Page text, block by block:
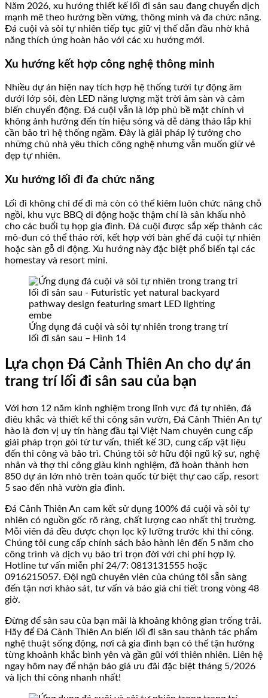
Năm 2026, xu hướng thiết kế lối đi sân sau đang chuyển dịch
mạnh mẽ theo hướng bền vững, thông minh và đa chức năng.
Đá cuội và sỏi tự nhiên tiếp tục giữ vị thế dẫn đầu nhờ khả
năng thích ứng hoàn hảo với các xu hướng mới.
Xu hướng kết hợp công nghệ thông minh
Nhiều dự án hiện nay tích hợp hệ thống tưới tự động âm
dưới lớp sỏi, đèn LED năng lượng mặt trời âm sàn và cảm
biến chuyển động. Đá cuội vẫn là lớp phủ bề mặt chính vì
không ảnh hưởng đến tín hiệu sóng và dễ dàng tháo lắp khi
cần bảo trì hệ thống ngầm. Đây là giải pháp lý tưởng cho
những chủ nhà yêu thích công nghệ nhưng vẫn muốn giữ vẻ
đẹp tự nhiên.
Xu hướng lối đi đa chức năng
Lối đi không chỉ để đi mà còn có thể kiêm luôn chức năng chỗ
ngồi, khu vực BBQ di động hoặc thậm chí là sân khấu nhỏ
cho các buổi tụ họp gia đình. Đá cuội được sắp xếp thành các
mô-đun có thể tháo rời, kết hợp với bàn ghế đá cuội tự nhiên
hoặc sàn gỗ di động. Xu hướng này đặc biệt phổ biến tại các
homestay và resort mini.
Ứng dụng đá cuội và sỏi tự nhiên trong trang trí
lối đi sân sau – Hình 14
Lựa chọn Đá Cảnh Thiên An cho dự án
trang trí lối đi sân sau của bạn
Với hơn 12 năm kinh nghiệm trong lĩnh vực đá tự nhiên, đá
điêu khắc và thiết kế thi công sân vườn, Đá Cảnh Thiên An tự
hào là đơn vị uy tín hàng đầu tại Việt Nam chuyên cung cấp
giải pháp trọn gói từ tư vấn, thiết kế 3D, cung cấp vật liệu
đến thi công và bảo trì. Chúng tôi sở hữu đội ngũ kỹ sư, nghệ
nhân và thợ thi công giàu kinh nghiệm, đã hoàn thành hơn
850 dự án lớn nhỏ trên toàn quốc từ biệt thự cao cấp, resort
5 sao đến nhà vườn gia đình.
Đá Cảnh Thiên An cam kết sử dụng 100% đá cuội và sỏi tự
nhiên có nguồn gốc rõ ràng, chất lượng cao nhất thị trường.
Mỗi viên đá đều được chọn lọc kỹ lưỡng trước khi thi công.
Chúng tôi cung cấp chính sách bảo hành lên đến 5 năm cho
công trình và dịch vụ bảo trì trọn đời với chi phí hợp lý.
Hotline tư vấn miễn phí 24/7: 0813131555 hoặc
0916215057. Đội ngũ chuyên viên của chúng tôi sẵn sàng
đến tận nơi khảo sát, tư vấn và báo giá chi tiết trong vòng 48
giờ.
Đừng để sân sau của bạn mãi là khoảng không gian trống trải.
Hãy để Đá Cảnh Thiên An biến lối đi sân sau thành tác phẩm
nghệ thuật sống động, nơi cả gia đình bạn có thể tận hưởng
từng khoảnh khắc bình yên và gần gũi với thiên nhiên. Liên hệ
ngay hôm nay để nhận báo giá ưu đãi đặc biệt tháng 5/2026
và lịch thi công nhanh nhất!